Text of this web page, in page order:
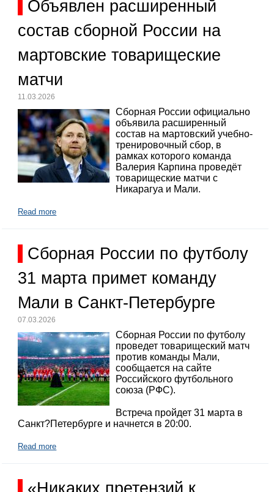
Объявлен расширенный
состав сборной России на
мартовские товарищеские
матчи
11.03.2026
Сборная России официально
объявила расширенный
состав на мартовский учебно-
тренировочный сбор, в
рамках которого команда
Валерия Карпина проведёт
товарищеские матчи с
Никарагуа и Мали.
Read more
Сборная России по футболу
31 марта примет команду
Мали в Санкт-Петербурге
07.03.2026
Сборная России по футболу
проведет товарищеский матч
против команды Мали,
сообщается на сайте
Российского футбольного
союза (РФС).
Встреча пройдет 31 марта в
Санкт?Петербурге и начнется в 20:00.
Read more
«Никаких претензий к